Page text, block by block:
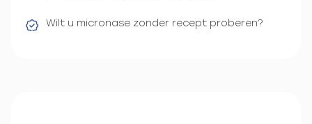
Wilt u micronase zonder recept proberen?